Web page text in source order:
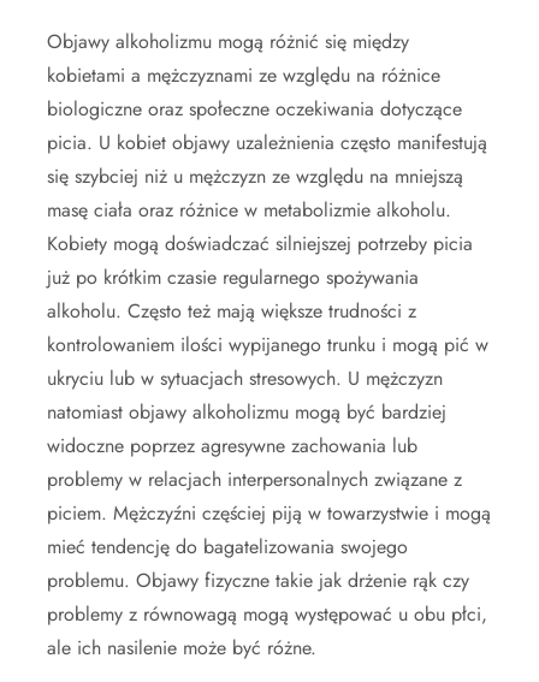
Objawy alkoholizmu mogą różnić się między
kobietami a mężczyznami ze względu na różnice
biologiczne oraz społeczne oczekiwania dotyczące
picia. U kobiet objawy uzależnienia często manifestują
się szybciej niż u mężczyzn ze względu na mniejszą
masę ciała oraz różnice w metabolizmie alkoholu.
Kobiety mogą doświadczać silniejszej potrzeby picia
już po krótkim czasie regularnego spożywania
alkoholu. Często też mają większe trudności z
kontrolowaniem ilości wypijanego trunku i mogą pić w
ukryciu lub w sytuacjach stresowych. U mężczyzn
natomiast objawy alkoholizmu mogą być bardziej
widoczne poprzez agresywne zachowania lub
problemy w relacjach interpersonalnych związane z
piciem. Mężczyźni częściej piją w towarzystwie i mogą
mieć tendencję do bagatelizowania swojego
problemu. Objawy fizyczne takie jak drżenie rąk czy
problemy z równowagą mogą występować u obu płci,
ale ich nasilenie może być różne.